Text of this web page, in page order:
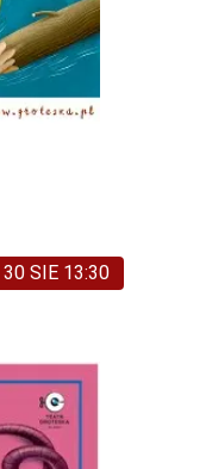
30 SIE 13:30